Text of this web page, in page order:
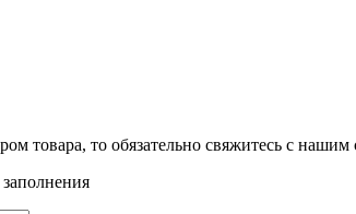
товара, то обязательно свяжитесь с